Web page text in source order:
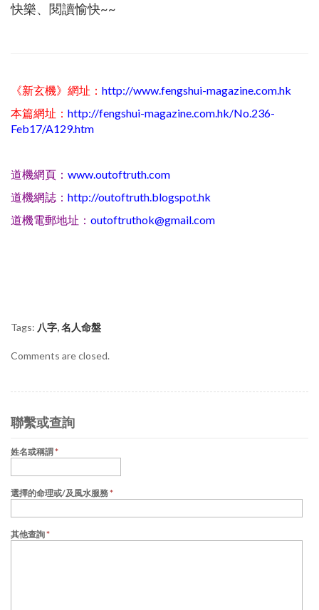
快樂、閱讀愉快~~
《新玄機》網址： http://www.fengshui-magazine.com.hk
本篇網址： http://fengshui-magazine.com.hk/No.236-
Feb17/A129.htm
道機網頁： www.outoftruth.com
道機網誌： http://outoftruth.blogspot.hk
道機電郵地址： outoftruthok@gmail.com
Tags: 八字,名人命盤
Comments are closed.
聯繫或查詢
姓名或稱謂*
選擇的命理或/及風水服務*
其他查詢*